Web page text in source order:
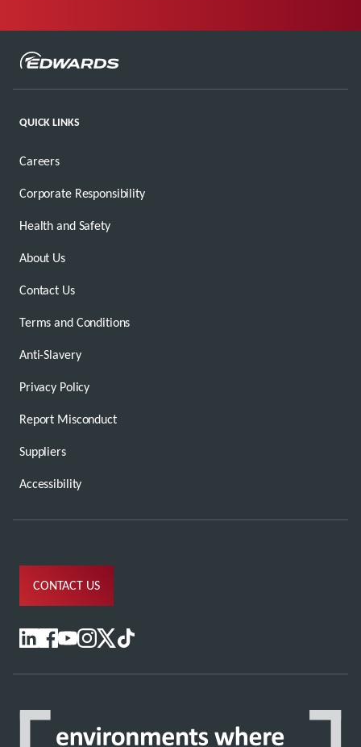
QUICK LINKS
Careers
Corporate Responsibility
Health and Safety
About Us
Contact Us
Terms and Conditions
Anti-Slavery
Privacy Policy
Report Misconduct
Suppliers
Accessibility
CONTACT US